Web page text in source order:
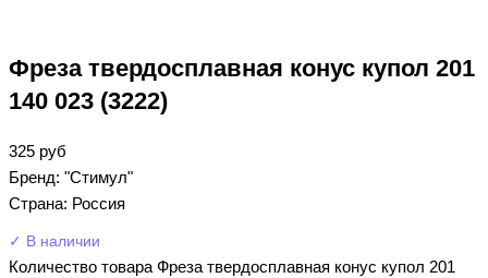
Фреза твердосплавная конус купол 201
140 023 (3222)
325 руб
Бренд: "Стимул"
Страна: Россия
✓ В наличии
Количество товара Фреза твердосплавная конус купол 201